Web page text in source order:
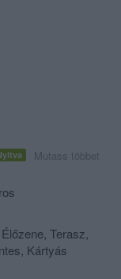
Mutass többet
Terasz,
Kártyás